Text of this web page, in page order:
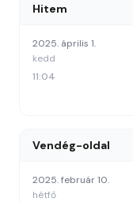
Hitem
2025. április 1.
kedd
11:04
Vendég-oldal
2025. február 10.
hétfő